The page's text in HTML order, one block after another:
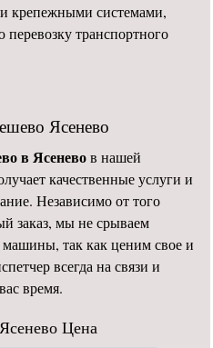
крепежными системами,
транспортного
Ясенево
в Ясеневов нашей
качественные услуги и
Независимо от того
заказ, мы не срываем
так как ценим свое и
всегда на связи и
время.
Цена